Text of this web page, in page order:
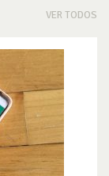
VER TODOS